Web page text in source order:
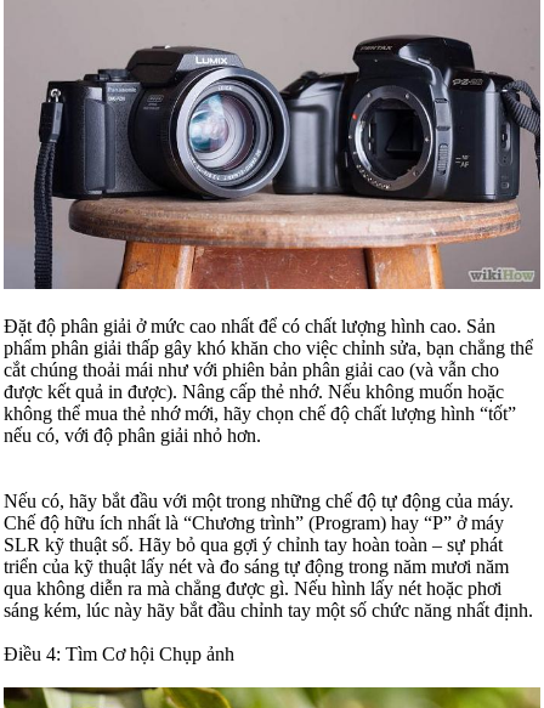
Đặt độ phân giải ở mức cao nhất để có chất lượng hình cao. Sản
phẩm phân giải thấp gây khó khăn cho việc chỉnh sửa, bạn chẳng thể
cắt chúng thoải mái như với phiên bản phân giải cao (và vẫn cho
được kết quả in được). Nâng cấp thẻ nhớ. Nếu không muốn hoặc
không thể mua thẻ nhớ mới, hãy chọn chế độ chất lượng hình “tốt”
nếu có, với độ phân giải nhỏ hơn.
Nếu có, hãy bắt đầu với một trong những chế độ tự động của máy.
Chế độ hữu ích nhất là “Chương trình” (Program) hay “P” ở máy
SLR kỹ thuật số. Hãy bỏ qua gợi ý chỉnh tay hoàn toàn – sự phát
triển của kỹ thuật lấy nét và đo sáng tự động trong năm mươi năm
qua không diễn ra mà chẳng được gì. Nếu hình lấy nét hoặc phơi
sáng kém, lúc này hãy bắt đầu chỉnh tay một số chức năng nhất định.
Điều 4: Tìm Cơ hội Chụp ảnh